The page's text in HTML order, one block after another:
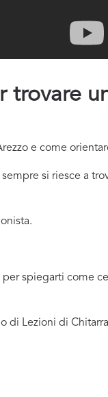
trovare
e come
si riesce a
spiegarti come
di Lezioni di